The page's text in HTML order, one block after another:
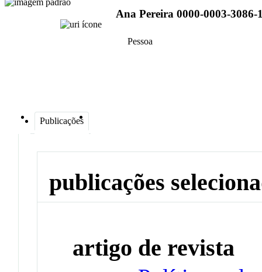
Ana Pereira 0000-0003-3086-
Pessoa
Publicações
publicações
artigo de revista